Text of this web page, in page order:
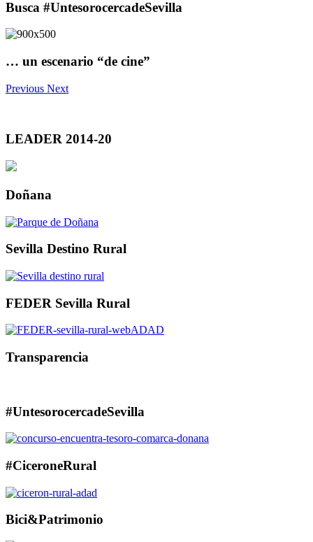
Busca #UntesorocercadeSevilla
… un escenario “de cine”
Previous Next
LEADER 2014-20
Doñana
Sevilla Destino Rural
FEDER Sevilla Rural
Transparencia
#UntesorocercadeSevilla
#CiceroneRural
Bici&Patrimonio